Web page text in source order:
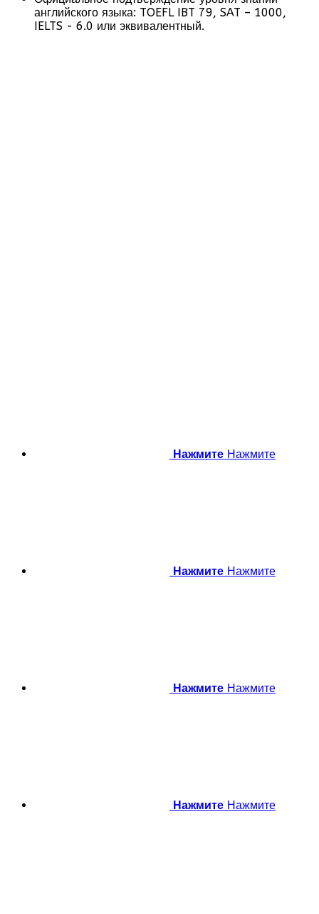
английского языка: TOEFL IBT 79, SAT – 1000,
IELTS - 6.0 или эквивалентный.
Нажмите Нажмите
Нажмите Нажмите
Нажмите Нажмите
Нажмите Нажмите